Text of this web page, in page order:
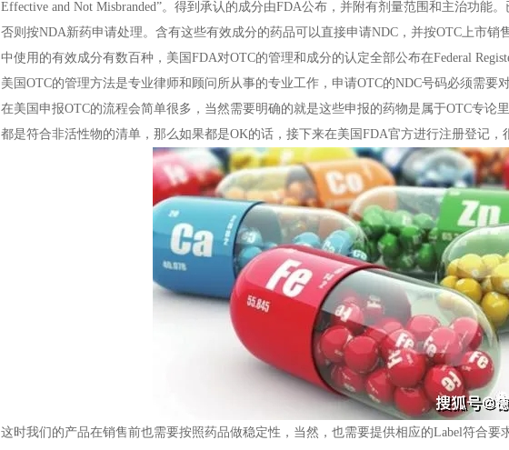
Effective and Not Misbranded”。得到承认的成分由FDA公布，并附有剂量范围和主治功能
否则按NDA新药申请处理。含有这些有效成分的药品可以直接申请NDC，并按OTC上市销
中使用的有效成分有数百种，美国FDA对OTC的管理和成分的认定全部公布在Federal
美国OTC的管理方法是专业律师和顾问所从事的专业工作，申请OTC的NDC号码必须需要对
在美国申报OTC的流程会简单很多，当然需要明确的就是这些申报的药物是属于OTC专论
都是符合非活性物的清单，那么如果都是OK的话，接下来在美国FDA官方进行注册登记，
这时我们的产品在销售前也需要按照药品做稳定性，当然，也需要提供相应的Label符合要